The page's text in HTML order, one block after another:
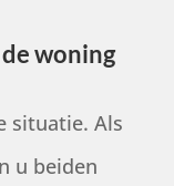
woning
situatie. Als
u beiden